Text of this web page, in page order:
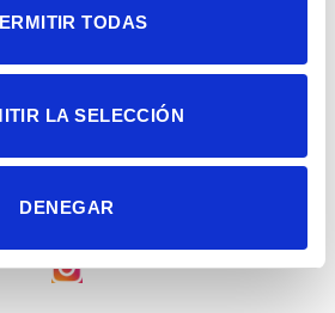
TODAS
LA SELECCIÓN
DENEGAR
San Juan | Sant Joan d’Alacant
Contacto